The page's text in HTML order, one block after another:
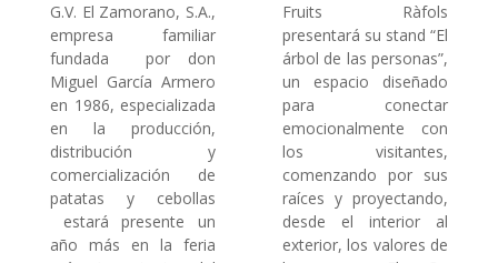
G.V. El Zamorano, S.A.,
empresa familiar
fundada por don
Miguel García Armero
en 1986, especializada
en la producción,
distribución y
comercialización de
patatas y cebollas
estará presente un
año más en la feria
Fruits Ràfols
presentará su stand “El
árbol de las personas”,
un espacio diseñado
para conectar
emocionalmente con
los visitantes,
comenzando por sus
raíces y proyectando,
desde el interior al
exterior, los valores de